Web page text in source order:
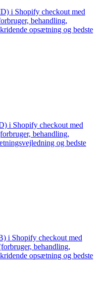
i Shopify checkout med
behandling,
opsætning og bedste
i Shopify checkout med
behandling,
og bedste
i Shopify checkout med
behandling,
opsætning og bedste